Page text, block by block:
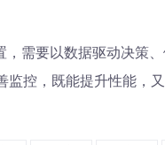
，需要以数据驱动决策
监控，既能提升性能，